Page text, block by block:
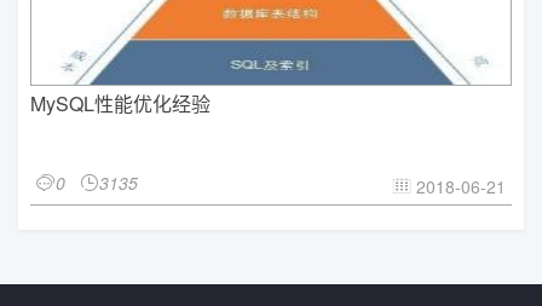
MySQL性能优化经验
0 3135  2018-06-21